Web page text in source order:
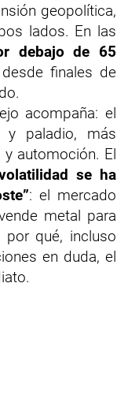
geopolítica,
lados. En las
debajo de 65
finales de
acompaña: el
y paladio, más
automoción. El
se ha
: el mercado
metal para
por qué, incluso
en duda, el